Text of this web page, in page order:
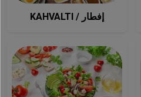
KAHVALTI / إفطار